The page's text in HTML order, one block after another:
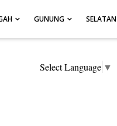
GUNUNG SELATAN
Select Language ▼